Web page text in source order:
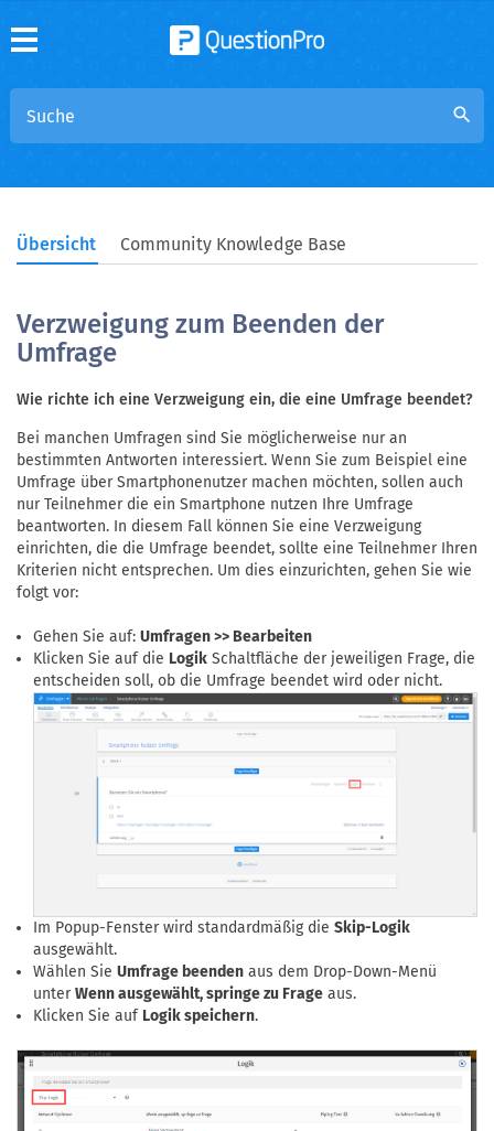
search
Übersicht Community Knowledge Base
Verzweigung zum Beenden der
Umfrage
Wie richte ich eine Verzweigung ein, die eine Umfrage beendet?
Bei manchen Umfragen sind Sie möglicherweise nur an
bestimmten Antworten interessiert. Wenn Sie zum Beispiel eine
Umfrage über Smartphonenutzer machen möchten, sollen auch
nur Teilnehmer die ein Smartphone nutzen Ihre Umfrage
beantworten. In diesem Fall können Sie eine Verzweigung
einrichten, die die Umfrage beendet, sollte eine Teilnehmer Ihren
Kriterien nicht entsprechen. Um dies einzurichten, gehen Sie wie
folgt vor:
Gehen Sie auf: Umfragen >> Bearbeiten
Klicken Sie auf die Logik Schaltfläche der jeweiligen Frage, die
entscheiden soll, ob die Umfrage beendet wird oder nicht.
Im Popup-Fenster wird standardmäßig die Skip-Logik
ausgewählt.
Wählen Sie Umfrage beenden aus dem Drop-Down-Menü
unterWenn ausgewählt, springe zu Frage aus.
Klicken Sie auf Logik speichern.